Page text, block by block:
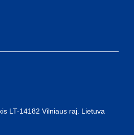
LT-14182 Vilniaus raj. Lietuva